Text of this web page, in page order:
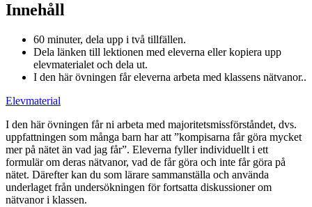
Innehåll
60 minuter, dela upp i två tillfällen.
Dela länken till lektionen med eleverna eller kopiera upp
elevmaterialet och dela ut.
I den här övningen får eleverna arbeta med klassens nätvanor..
Elevmaterial
I den här övningen får ni arbeta med majoritetsmissförståndet, dvs.
uppfattningen som många barn har att ”kompisarna får göra mycket
mer på nätet än vad jag får”. Eleverna fyller individuellt i ett
formulär om deras nätvanor, vad de får göra och inte får göra på
nätet. Därefter kan du som lärare sammanställa och använda
underlaget från undersökningen för fortsatta diskussioner om
nätvanor i klassen.